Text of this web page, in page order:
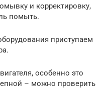
и корректировку,
помыть.
приступаем
особенно это
– можно проверить